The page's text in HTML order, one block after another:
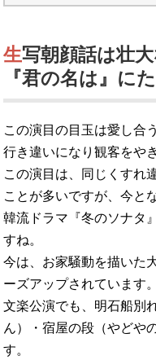
生写朝顔話は壮大なるすれ違いドラマ：昭和のラジオドラマ
『君の名は』に
この演目の目玉は愛し合
行き違いになり観客をや
この演目は、同じくすれ
ことが多いですが、今と
韓流ドラマ『冬のソナタ
すね。
今は、お家騒動を描いた
ーズアップされています。
文楽公演でも、明石船別
ん）・宿屋の段（やどや
す。